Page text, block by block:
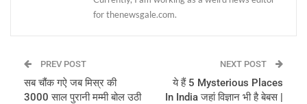
for thenewsgale.com.
PREV POST
सब चौंक गऐ जब मिस्र की
3000 साल पुरानी मम्मी बोल उठी
NEXT POST
ये हैं 5 Mysterious Places
In India जहां विज्ञान भी है बेबस |